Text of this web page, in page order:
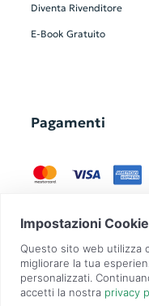
Diventa Rivenditore
E-Book Gratuito
Pagamenti
GadgetZilla è un Brand di
i diritti